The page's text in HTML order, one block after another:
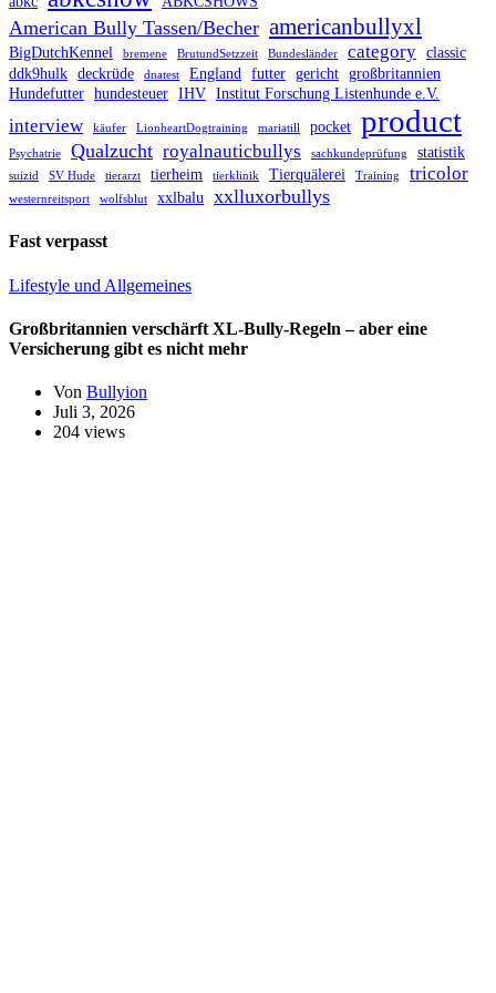
American Bully Tassen/Becher americanbullyxl
BigDutchKennel bremene BrutundSetzzeit Bundesländer category classic
ddk9hulk deckrüde dnatest England futter gericht großbritannien
Hundefutter hundesteuer IHV Institut Forschung Listenhunde e.V.
interview käufer LionheartDogtraining mariatill pocket product
Psychatrie Qualzucht royalnauticbullys sachkundeprüfung statistik
suizid SV Hude tierarzt tierheim tierklinik Tierquälerei Training tricolor
westernreitsport wolfsblut xxlbalu xxlluxorbullys
Fast verpasst
Lifestyle und Allgemeines
Großbritannien verschärft XL-Bully-Regeln – aber eine
Versicherung gibt es nicht mehr
Von Bullyion
Juli 3, 2026
204 views